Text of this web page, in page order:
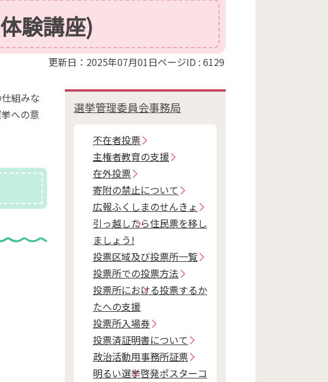
験講座)
更新日：2025年07月01日ページID : 6129
組みな
への意
選挙管理委員会事務局
不在者投票
主権者教育の支援
在外投票
寄附の禁止について
広報ふくしまのせんきょ
引っ越したら住民票を移し
ましょう!
投票区域及び投票所一覧
投票所での投票方法
投票所における投票するか
たへの支援
投票所入場券
投票済証明書について
政治活動用事務所証票
明るい選挙啓発ポスターコ